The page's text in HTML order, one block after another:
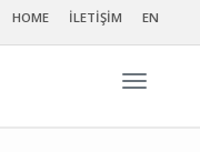
HOME İLETİŞİM EN